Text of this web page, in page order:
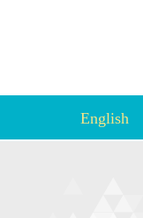
English